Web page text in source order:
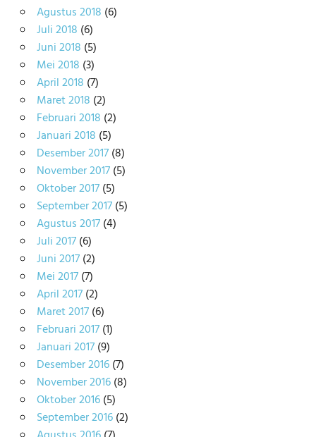
Agustus 2018 (6)
Juli 2018 (6)
Juni 2018 (5)
Mei 2018 (3)
April 2018 (7)
Maret 2018 (2)
Februari 2018 (2)
Januari 2018 (5)
Desember 2017(8)
November 2017(5)
Oktober 2017(5)
September 2017(5)
Agustus 2017(4)
Juli 2017(6)
Juni 2017(2)
Mei 2017(7)
April 2017(2)
Maret 2017(6)
Februari 2017(1)
Januari 2017(9)
Desember 2016(7)
November 2016(8)
Oktober 2016(5)
September 2016(2)